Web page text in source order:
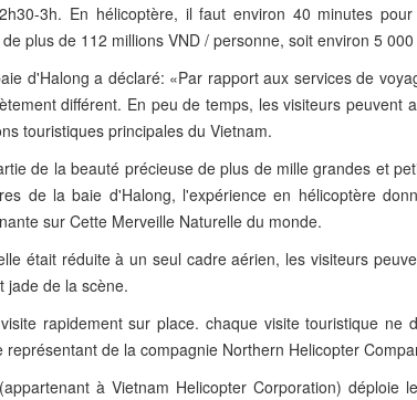
3h. En hélicoptère, il faut environ 40 minutes
plus de 112 millions VND / personne, soit environ 5 000
d'Halong a déclaré: «Par rapport aux services de
différent. En peu de temps, les visiteurs peuvent
touristiques principales du Vietnam.
de la beauté précieuse de plus de mille grandes et
de la baie d'Halong, l'expérience en hélicoptère
sur Cette Merveille Naturelle du monde.
était réduite à un seul cadre aérien, les visiteurs
jade de la scène.
rapidement sur place. chaque visite touristique ne
de la compagnie Northern Helicopter
à Vietnam Helicopter Corporation) déploie